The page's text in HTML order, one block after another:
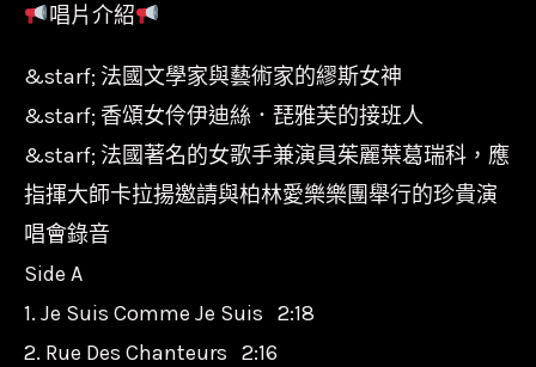
瑞
Juliette
Greco
-
À
La
Philharmonie
De
Berlin
唱片介紹
&starf; 法國文學家與藝術家的繆斯女神
&starf; 香頌女伶伊迪絲．琵雅芙的接班人
&starf; 法國著名的女歌手兼演員茱麗葉葛瑞科，應
指揮大師卡拉揚邀請與柏林愛樂樂團舉行的珍貴演
唱會錄音
Side A
1. Je Suis Comme Je Suis 2:18
2. Rue Des Chanteurs 2:16